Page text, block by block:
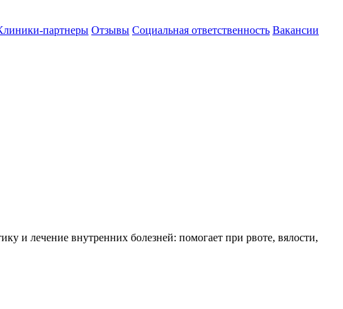
партнеры Отзывы Социальная ответственность Вакансии
и лечение внутренних болезней: помогает при рвоте, вялости,